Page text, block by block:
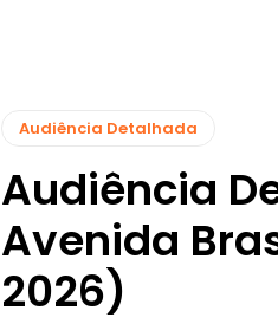
Audiência Detalhada
Audiência
Avenida
2026)